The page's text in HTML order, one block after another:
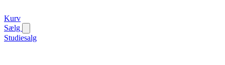
Kurv
Sælg
Studiesalg